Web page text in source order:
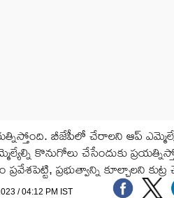
బీజేపీలో చేరాలని ఆప్
కొనుగోలు చేసేందుకు
ప్రభుత్వాన్ని కూల్చాలని కుట్ర
/ 04:12 PM IST